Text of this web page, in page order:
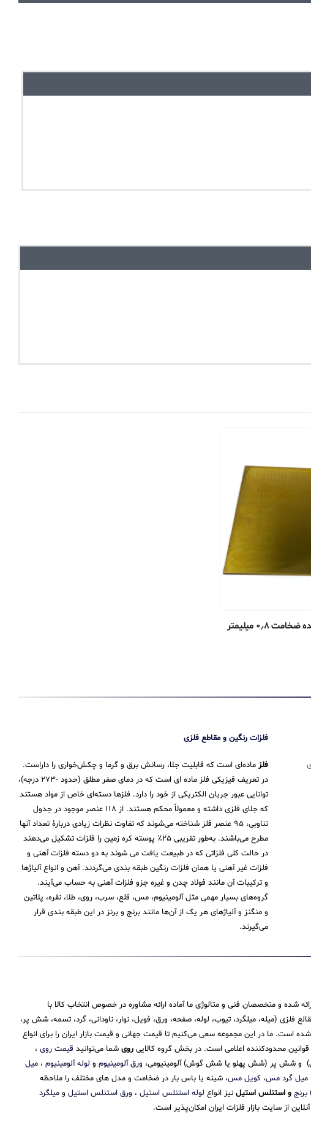
فلزات رنگین و مقاطع فلزی
فلز ماده‌ای است که قابلیت جلا، رسانش برق و گرما و چکش‌خواری را داراست.
در تعریف فیزیکی فلز ماده ای است که در دمای صفر مطلق (حدود -۲۷۳ درجه)،
توانایی عبور جریان الکتریکی از خود را دارد. فلزها دسته‌ای خاص از مواد هستند
که جلای فلزی داشته و معمولاً محکم هستند. از ۱۱۸ عنصر موجود در جدول
تناوبی، ۹۵ عنصر فلز شناخته می‌شوند که تفاوت نظرات زیادی دربارهٔ تعداد آنها
مطرح می‌باشند. به‌طور تقریبی ۲۵٪ پوسته کره زمین را فلزات تشکیل می‌دهند
در حالت کلی فلزاتی که در طبیعت یافت می شوند به دو دسته فلزات آهنی و
فلزات غیر آهنی یا همان فلزات رنگین طبقه بندی می‌گردند. آهن و انواع آلیاژها
و ترکیبات آن مانند فولاد چدن و غیره جزو فلزات آهنی به حساب می‌‌آیند.
گروه‌های بسیار مهمی مثل آلومینیوم، مس، قلع، سرب، روی، طلا، نقره، پلاتین
و منگنز و آلیاژهای هر یک از آن‌ها مانند برنج و برنز در این طبقه‌ بندی قرار
می‌‌گیرند.
شده و متخصصان فنی و متالوژی ما آماده ارائه مشاوره در خصوص انتخاب کالا با
(میله، میلگرد، تیوب، لوله، صفحه، ورق، فویل، نوار، ناودانی، گرد، تسمه، شش پر،
ما در این مجموعه سعی می‌کنیم تا قیمت جهانی و قیمت بازار ایران را برای انواع
قوانین محدودکننده اعلامی است. در بخش گروه کالایی روی شما می‌توانید قیمت روی ،
و شش پر (شش پهلو یا شش گوش) آلومینیومی، ورق آلومینیوم و لوله آلومینیوم ، میل
میل گرد مس، کویل مس، شینه یا باس بار در ضخامت و مدل های مختلف را ملاحظه
برنج و استنلس استیل نیز انواع لوله استنلس استیل ، ورق استنلس استیل و میلگرد
از سایت بازار فلزات ایران امکان‌پذیر است.